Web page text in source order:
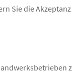
Sie die